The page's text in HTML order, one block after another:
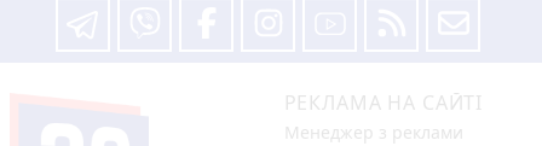
РЕКЛАМА НА САЙТІ
Менеджер з реклами